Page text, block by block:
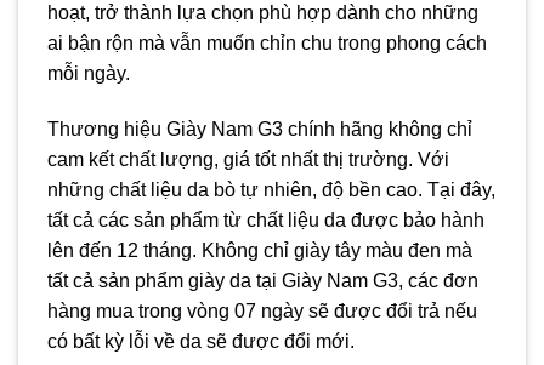
hoạt, trở thành lựa chọn phù hợp dành cho những
ai bận rộn mà vẫn muốn chỉn chu trong phong cách
mỗi ngày.
Thương hiệu Giày Nam G3 chính hãng không chỉ
cam kết chất lượng, giá tốt nhất thị trường. Với
những chất liệu da bò tự nhiên, độ bền cao. Tại đây,
tất cả các sản phẩm từ chất liệu da được bảo hành
lên đến 12 tháng. Không chỉ giày tây màu đen mà
tất cả sản phẩm giày da tại Giày Nam G3, các đơn
hàng mua trong vòng 07 ngày sẽ được đổi trả nếu
có bất kỳ lỗi về da sẽ được đổi mới.